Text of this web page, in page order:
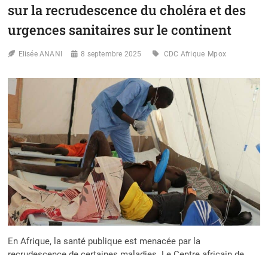
DES
DANS
HAUT-
LES
AUTORITÉS
SANITAIRES
sur la recrudescence du choléra et des
urgences sanitaires sur le continent
Elisée ANANI 8 septembre 2025 CDC Afrique Mpox
En Afrique, la santé publique est menacée par la